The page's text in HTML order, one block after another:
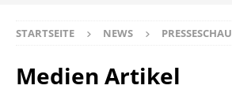
STARTSEITE NEWS PRESSESCHAU
Medien Artikel